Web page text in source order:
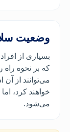
وضعیت
بسیاری از
که بر نحوه راه
می‌توانند از آن
خواهند کرد،
می‌شود.